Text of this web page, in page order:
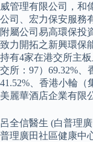
威管理有限公司，和
公司、宏力保安服務
附屬公司易高環保投
致力開拓之新興環保
持有4家在港交所主
交所：97）69.32%、
41.52%、香港小輪（
美麗華酒店企業有限
呂全信醫生 (白普理
普理廣田社區健康中